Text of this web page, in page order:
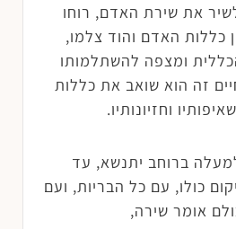
את שירת האדם, רוחו
כללות האדם והוד צלמו,
ומצפה להשתלמותו
זה הוא שואב את כללות
וחזיונותיו.
ברוחב יתנשא, עד
כולו, עם כל הבריות, ועם
אומר שירה,